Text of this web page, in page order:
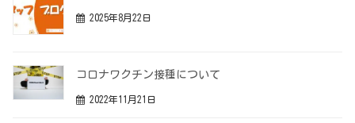
2025年8月22日
コロナワクチン接種について
2022年11月21日